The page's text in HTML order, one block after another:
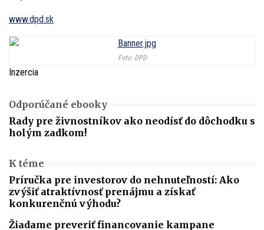
www.dpd.sk
Foto: DPD
Inzercia
Odporúčané ebooky
Rady pre živnostníkov ako neodísť do dôchodku s
holým zadkom!
K téme
Príručka pre investorov do nehnuteľností: Ako
zvýšiť atraktívnosť prenájmu a získať
konkurenčnú výhodu?
Žiadame preveriť financovanie kampane